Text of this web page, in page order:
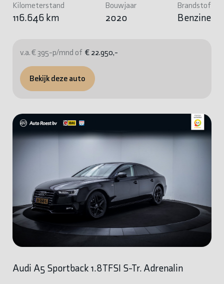
Kilometerstand
116.646 km
Bouwjaar
2020
Brandstof
Benzine
v.a. € 395-p/mnd of € 22.950,-
Bekijk deze auto
Audi A5 Sportback 1.8TFSI S-Tr. Adrenalin